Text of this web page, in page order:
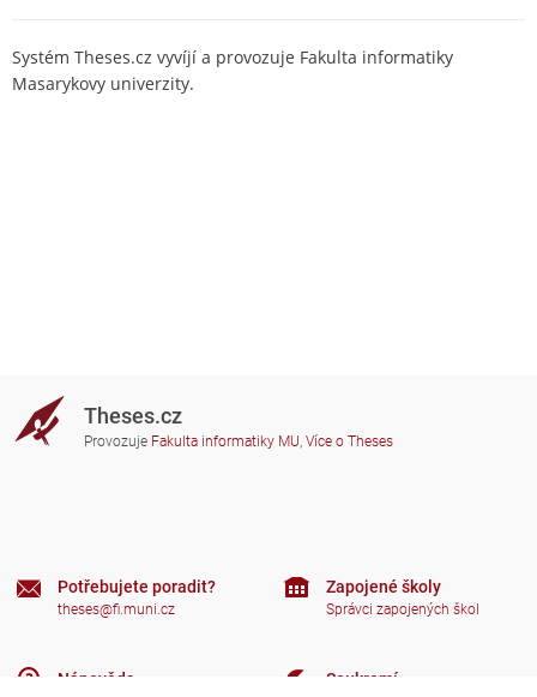
Systém Theses.cz vyvíjí a provozuje Fakulta informatiky
Masarykovy univerzity.
Theses.cz
Provozuje Fakulta informatiky MU, Více o Theses
Potřebujete poradit?
theses@fi.muni.cz
Nápověda
Zapojené školy
Správci zapojených škol
Soukromí